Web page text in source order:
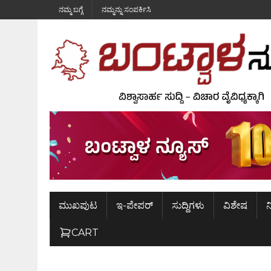
ನಮ್ಮ ಬಗ್ಗೆ ನಮ್ಮನ್ನು ಸಂಪರ್ಕಿಸಿ
ಮುಖಪುಟ ಇ-ಪೇಪರ್ ಸುದ್ದಿಗಳು ವಿಶೇಷ
CART